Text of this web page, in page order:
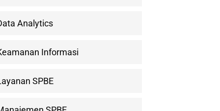
Analytics
Informasi
SPBE